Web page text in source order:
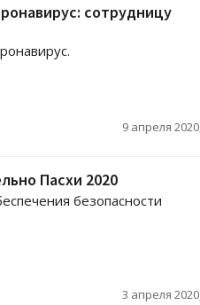
сотрудницу
9 апреля
Пасхи 2020
безопасности
3 апреля